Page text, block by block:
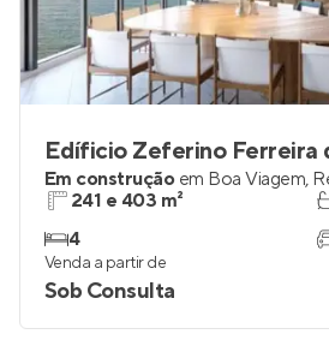
Edíficio Zeferino Ferreira
Em construção em Boa Viagem,
241 e 403 m²
4
Venda a partir de
Sob Consulta